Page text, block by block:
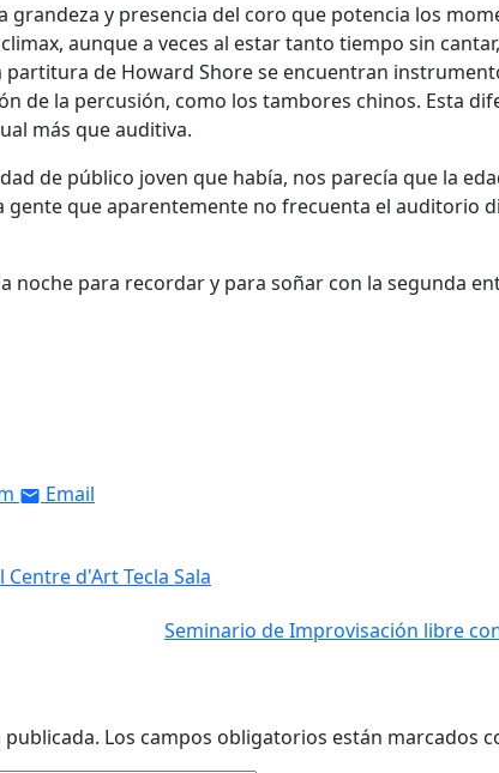
grandeza y presencia del coro que potencia los
aunque a veces al estar tanto tiempo sin
de Howard Shore se encuentran
de la percusión, como los tambores chinos. Esta
más que auditiva.
de público joven que había, nos parecía que la
gente que aparentemente no frecuenta el auditorio
noche para recordar y para soñar con la segunda
Email
d'Art Tecla Sala
Seminario de Improvisación libre
Los campos obligatorios están marcados